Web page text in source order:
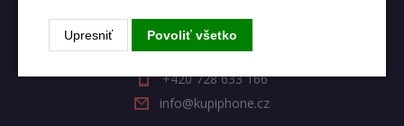
Rýchly kontakt
+420 728 633 166
info@kupiphone.cz
Upresniť Povoliť všetko